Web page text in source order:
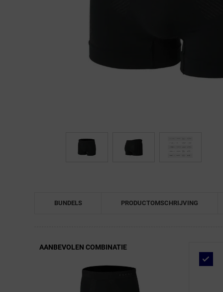
BUNDELS PRODUCTOMSCHRIJVING
← Terug naar productnavigatie
AANBEVOLEN COMBINATIE